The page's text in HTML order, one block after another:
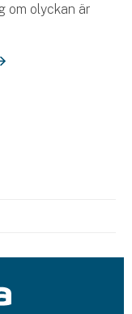
om olyckan är